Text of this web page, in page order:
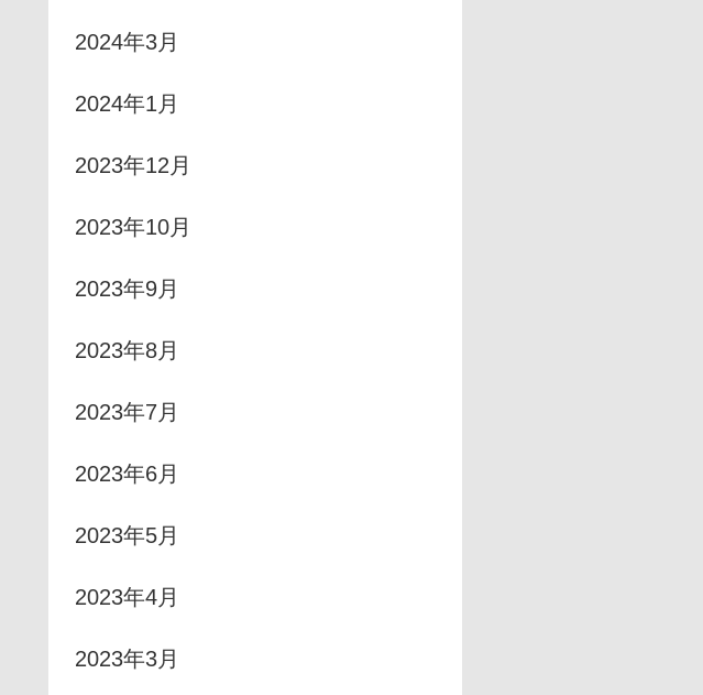
2024年3月
2024年1月
2023年12月
2023年10月
2023年9月
2023年8月
2023年7月
2023年6月
2023年5月
2023年4月
2023年3月